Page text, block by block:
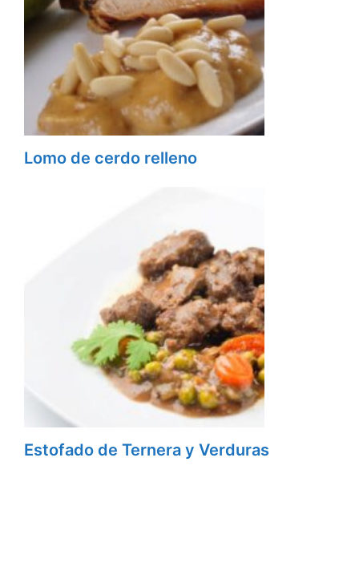
Lomo de cerdo relleno
Estofado de Ternera y Verduras